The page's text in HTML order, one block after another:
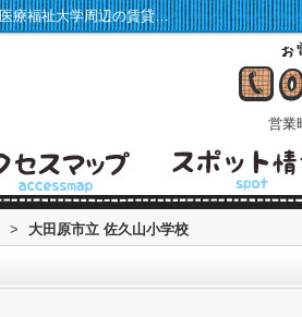
大田原市立 佐久山小学校情報ページ｜福祉大学生賃貸ナビ｜大田原・国際医療福祉大学周辺の賃貸マンション・アパート情報
営業
> 大田原市立 佐久山小学校